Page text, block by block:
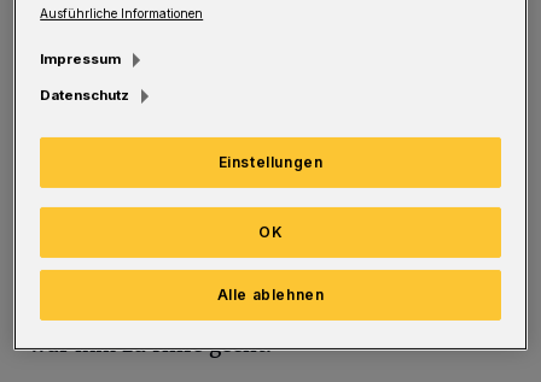
Mann, der bergab unterwegs war, gegen 3.30
prallte gegen eine Verkehrsinsel. Er musste ins
Krankenhaus eingeliefert werden. Eine
Anwohnerin hatte den Verletzten bemerkt und
war ihm zu Hilfe geeilt.
Ausführliche Informationen
Impressum
Datenschutz
Einstellungen
Alle ablehnen
OK